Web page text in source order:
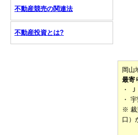
岡山
最寄
・
・
※ 裁
口）
不動産競売の関連法
不動産投資とは?